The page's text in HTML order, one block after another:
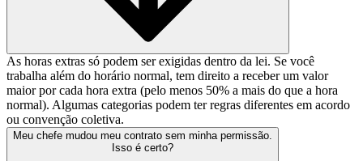
As horas extras só podem ser exigidas dentro da lei. Se você
trabalha além do horário normal, tem direito a receber um valor
maior por cada hora extra (pelo menos 50% a mais do que a hora
normal). Algumas categorias podem ter regras diferentes em acordo
ou convenção coletiva.
Meu chefe mudou meu contrato sem minha permissão.
Isso é certo?